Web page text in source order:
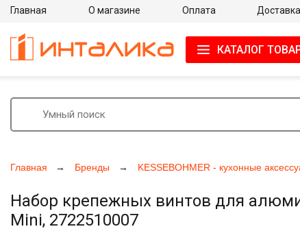
Главная Бренды KESSEBOHMER - кухонные
Набор крепежных винтов для
Mini, 2722510007
Главная О магазине Оплата Доставка
КАТАЛОГ